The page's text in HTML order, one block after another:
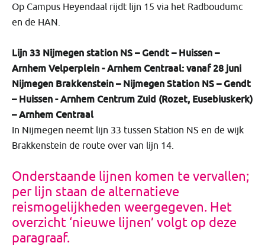
Op Campus Heyendaal rijdt lijn 15 via het Radboudumc
en de HAN.
Lijn 33 Nijmegen station NS – Gendt – Huissen –
Arnhem Velperplein - Arnhem Centraal: vanaf 28 juni
Nijmegen Brakkenstein – Nijmegen Station NS – Gendt
– Huissen - Arnhem Centrum Zuid (Rozet, Eusebiuskerk)
– Arnhem Centraal
In Nijmegen neemt lijn 33 tussen Station NS en de wijk
Brakkenstein de route over van lijn 14.
Onderstaande lijnen komen te vervallen;
per lijn staan de alternatieve
reismogelijkheden weergegeven. Het
overzicht ‘nieuwe lijnen’ volgt op deze
paragraaf.